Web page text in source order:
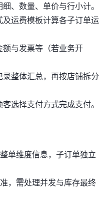
、数量、单价与行小计。
运费模板计算各子订单运
与发票等（若业务开
整体汇总，再按店铺拆分
选择支付方式完成支付。
单维度信息，子订单独立
，需处理并发与库存最终